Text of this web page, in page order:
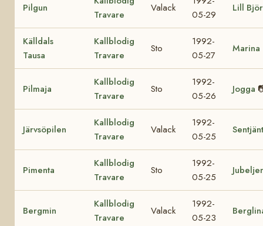
Pilgun
Travare
Valack
05-29
Lill
Källdals
Tausa
Kallblodig
Travare
Sto
1992-
05-27
Marina
Pilmaja
Kallblodig
Travare
Sto
1992-
05-26
Jogga
Järvsöpilen
Kallblodig
Travare
Valack
1992-
05-25
Pimenta
Kallblodig
Travare
Sto
1992-
05-25
Bergmin
Kallblodig
Travare
Valack
1992-
05-23